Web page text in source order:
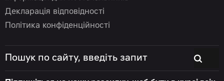
Декларація відповідності
Політика конфіденційності